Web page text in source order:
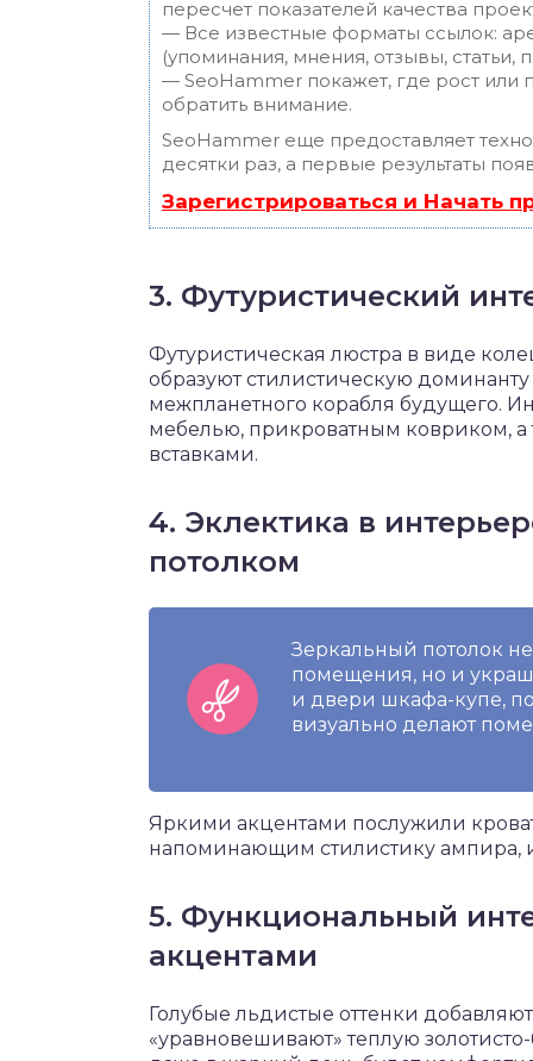
пересчет показателей качества
— Все известные форматы ссылок:
(упоминания, мнения, отзывы, статьи,
— SeoHammer покажет, где рост или
обратить внимание.
SeoHammer еще предоставляет
десятки раз, а первые результаты
Зарегистрироваться и Начать
3. Футуристический
Футуристическая люстра в виде
образуют стилистическую
межпланетного корабля будущего.
мебелью, прикроватным ковриком,
вставками.
4. Эклектика в
потолком
Зеркальный потолок
помещения, но и
и двери шкафа-купе,
визуально делают
Яркими акцентами послужили
напоминающим стилистику ампира,
5. Функциональный
акцентами
Голубые льдистые оттенки
«уравновешивают» теплую